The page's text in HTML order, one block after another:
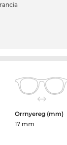
Orrnyereg (mm)
17 mm